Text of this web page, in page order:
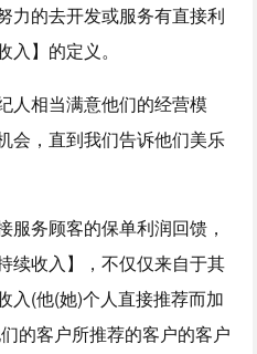
力的去开发或服务有直接利
】的定义。
人相当满意他们的经营模
会，直到我们告诉他们美乐
服务顾客的保单利润回馈，
续收入】，不仅仅来自于其
入(他(她)个人直接推荐而加
的客户所推荐的客户的客户